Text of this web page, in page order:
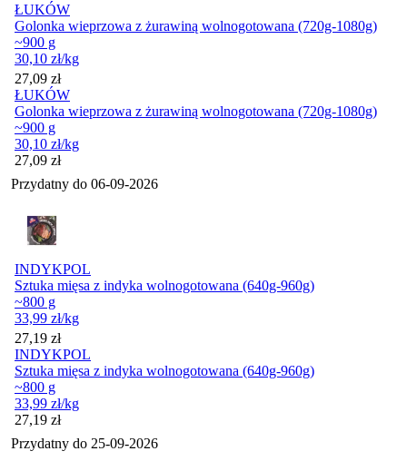
ŁUKÓW
Golonka wieprzowa z żurawiną wolnogotowana (720g-1080g)
~900 g
30,10 zł/kg
Cena
27,09 zł
ŁUKÓW
Golonka wieprzowa z żurawiną wolnogotowana (720g-1080g)
~900 g
30,10 zł/kg
Cena
27,09 zł
Przydatny do 06-09-2026
INDYKPOL
Sztuka mięsa z indyka wolnogotowana (640g-960g)
~800 g
33,99 zł/kg
Cena
27,19 zł
INDYKPOL
Sztuka mięsa z indyka wolnogotowana (640g-960g)
~800 g
33,99 zł/kg
Cena
27,19 zł
Przydatny do 25-09-2026